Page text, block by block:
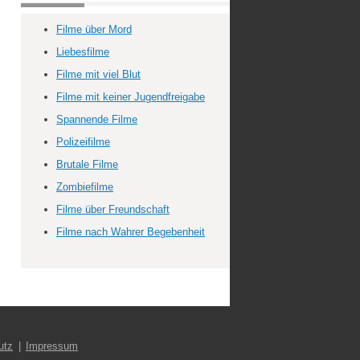
Filme über Mord
Liebesfilme
Filme mit viel Blut
Filme mit keiner Jugendfreigabe
Spannende Filme
Polizeifilme
Brutale Filme
Zombiefilme
Filme über Freundschaft
Filme nach Wahrer Begebenheit
Impressum